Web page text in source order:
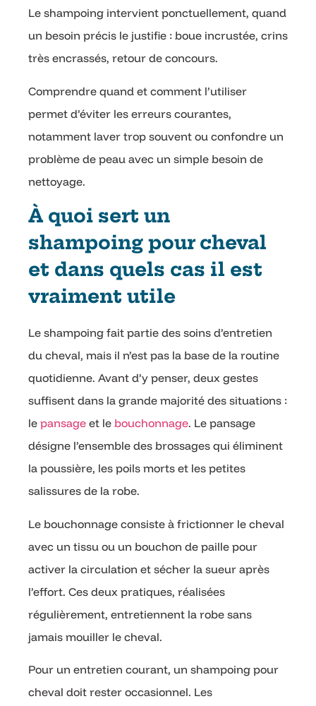
Le shampoing intervient ponctuellement, quand
un besoin précis le justifie : boue incrustée, crins
très encrassés, retour de concours.
Comprendre quand et comment l’utiliser
permet d’éviter les erreurs courantes,
notamment laver trop souvent ou confondre un
problème de peau avec un simple besoin de
nettoyage.
À quoi sert un
shampoing pour cheval
et dans quels cas il est
vraiment utile
Le shampoing fait partie des soins d’entretien
du cheval, mais il n’est pas la base de la routine
quotidienne. Avant d’y penser, deux gestes
suffisent dans la grande majorité des situations :
le pansage et le bouchonnage. Le pansage
désigne l’ensemble des brossages qui éliminent
la poussière, les poils morts et les petites
salissures de la robe.
Le bouchonnage consiste à frictionner le cheval
avec un tissu ou un bouchon de paille pour
activer la circulation et sécher la sueur après
l’effort. Ces deux pratiques, réalisées
régulièrement, entretiennent la robe sans
jamais mouiller le cheval.
Pour un entretien courant, un shampoing pour
cheval doit rester occasionnel. Les